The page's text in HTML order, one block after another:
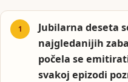
Jubilarna deseta
najgledanijih
počela se
svakoj epizodi